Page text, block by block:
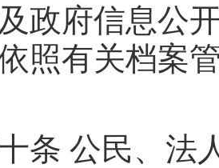
府信息公开
照有关档案
公民、法人